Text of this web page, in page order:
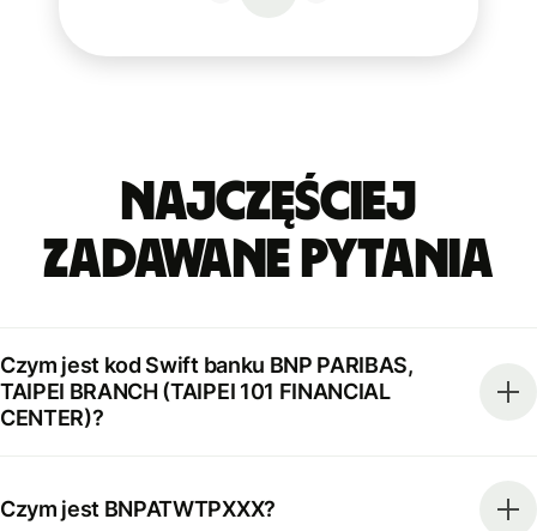
Najczęściej
zadawane pytania
Czym jest kod Swift banku BNP PARIBAS,
TAIPEI BRANCH (TAIPEI 101 FINANCIAL
CENTER)?
Czym jest BNPATWTPXXX?